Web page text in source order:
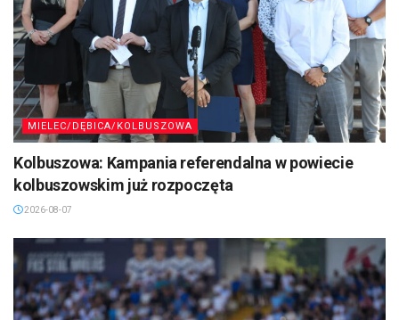
MIELEC/DĘBICA/KOLBUSZOWA
Kolbuszowa: Kampania referendalna w powiecie
kolbuszowskim już rozpoczęta
2026-08-07